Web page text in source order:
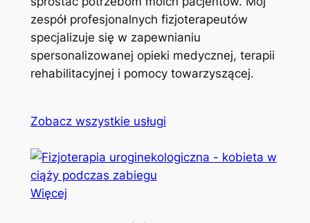
zespół profesjonalnych fizjoterapeutów
specjalizuje się w zapewnianiu
spersonalizowanej opieki medycznej, terapii
rehabilitacyjnej i pomocy towarzyszącej.
Zobacz wszystkie usługi
Więcej